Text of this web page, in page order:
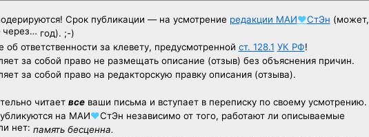
Срок публикации — на усмотрение редакции МАИ♥СтЭн (может,
год). ;-)
ответственности за клевету, предусмотренной ст. 128.1 УК РФ!
за собой право не размещать описание (отзыв) без объяснения причин.
за собой право на редакторскую правку описания (отзыва).
читает всеваши письма и вступает в переписку по своему усмотрению.
на МАИ♥СтЭн независимо от того, работают ли описываемые
нет: память бесценна.